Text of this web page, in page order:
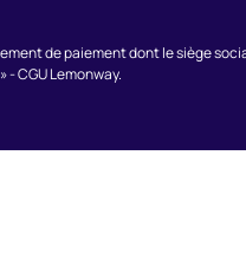
de paiement dont le siège
- CGU Lemonway.